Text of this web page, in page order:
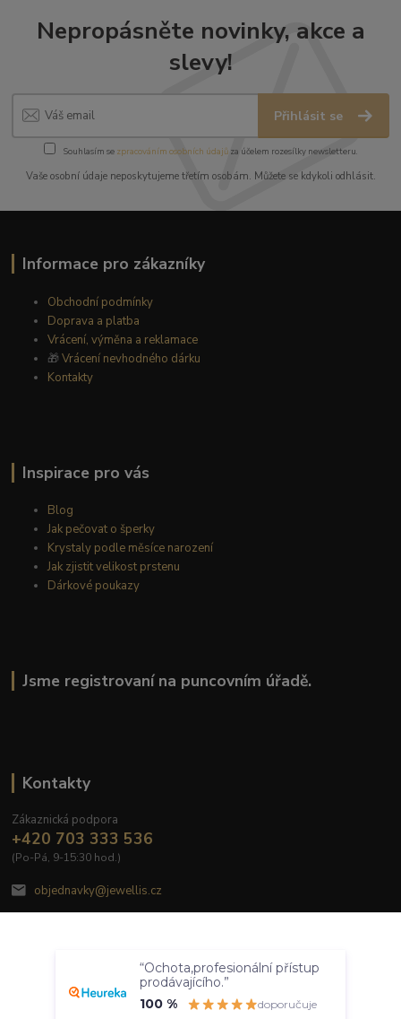
Nepropásněte novinky, akce a
slevy!
Přihlásit se
Souhlasím se zpracováním osobních údajůza účelem rozesílky newsletteru.
Vaše osobní údaje neposkytujeme třetím osobám. Můžete se kdykoli odhlásit.
Informace pro zákazníky
Obchodní podmínky
Doprava a platba
Vrácení, výměna a reklamace
🎁Vrácení nevhodného dárku
Kontakty
Inspirace pro vás
Blog
Jak pečovat o šperky
Krystaly podle měsíce narození
Jak zjistit velikost prstenu
Dárkové poukazy
Jsme registrovaní na puncovním úřadě.
Kontakty
Zákaznická podpora
+420 703 333 536
(Po-Pá, 9-15:30 hod.)
objednavky@jewellis.cz
Nastavení Souhlasím
“Ochota,profesionální přístup
prodávajícího.”
100 %
doporučuje